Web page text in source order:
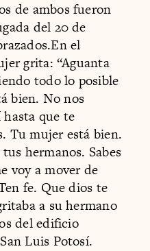
de ambos fueron
del 20 de
el
grita: “Aguanta
todo lo posible
bien. No nos
que te
Tu mujer está bien.
hermanos. Sabes
voy a mover de
fe. Que dios te
a su hermano
del edificio
Luis Potosí.